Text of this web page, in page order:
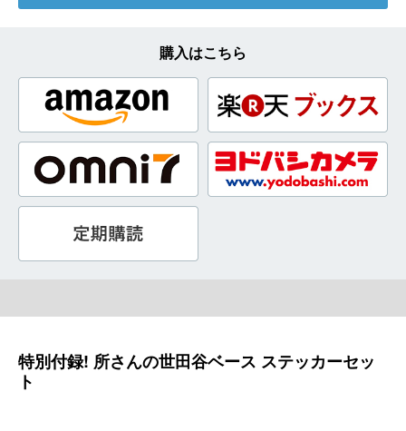
購入はこちら
特別付録! 所さんの世田谷ベース ステッカーセッ
ト